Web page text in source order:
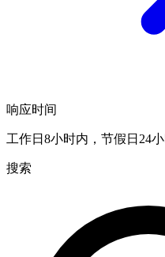
响应时间
工作日8小时内，节假日24
搜索